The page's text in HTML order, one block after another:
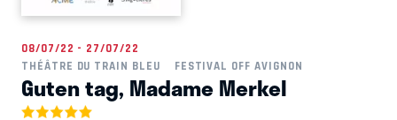
08/07/22 - 27/07/22
THÉÂTRE DU TRAIN BLEU
FESTIVAL OFF AVIGNON
Guten tag, Madame Merkel